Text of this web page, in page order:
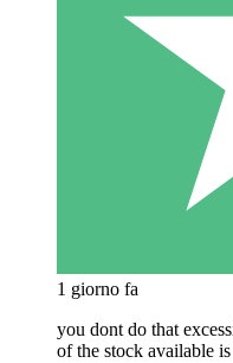
1 giorno fa
you dont do that
of the stock available